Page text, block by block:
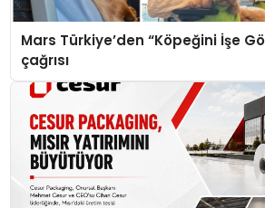
Mars Türkiye’den “Köpeğini İşe
çağrısı